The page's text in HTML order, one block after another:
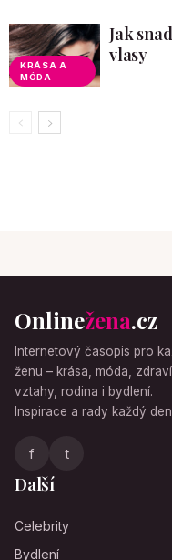
KRÁSA A
MÓDA
Jak
vlasy
Onlinežena.cz
Internetový časopis pro
ženu – krása, móda, zdraví,
vztahy, rodina i bydlení.
Inspirace a rady každý
f t
Další
Celebrity
Bydlení